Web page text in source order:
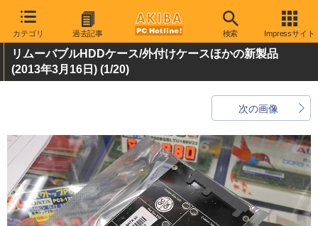
カテゴリ 過去記事 検索 Impressサイト
リムーバブルHDDケース/外付けケースほかの新製品
(2013年3月16日) (1/20)
次の画像